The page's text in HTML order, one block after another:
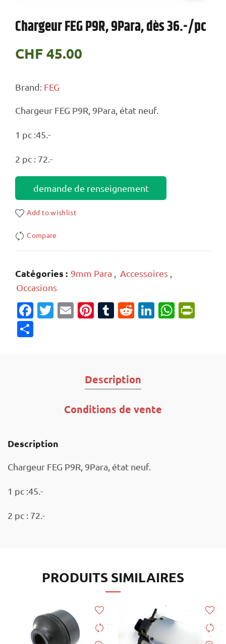
Chargeur FEG P9R, 9Para, dès 36.-/pc
CHF 45.00
Brand: FEG
Chargeur FEG P9R, 9Para, état neuf.
1 pc :45.-
2 pc : 72.-
demande de renseignement
Add to wishlist
Compare
Catégories : 9mm Para Accessoires
Occasions
Facebook
Twitter
EmailPinterest
Tumblr
Reddit
LinkedIn
Description
Conditions de vente
Description
Chargeur FEG P9R, 9Para, état neuf.
1 pc :45.-
2 pc : 72.-
PRODUITS SIMILAIRES